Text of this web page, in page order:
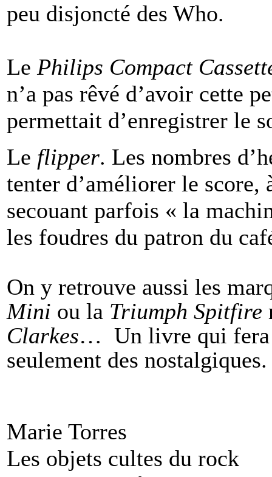
peu disjoncté des Who.
Le Philips Compact
n’a pas rêvé d’avoir cette
permettait d’enregistrer le
Le flipper. Les nombres
tenter d’améliorer le
secouant parfois « la
les foudres du patron du
On y retrouve aussi les
Mini ou la Triumph Spitfire
Clarkes… Un livre qui fera
seulement des nostalgiques.
Marie Torres
Les objets cultes du rock